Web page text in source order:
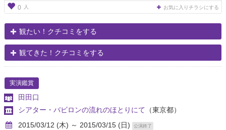
0 人 お気に入りチラシにする
観たい！クチコミをする
観てきた！クチコミをする
実演鑑賞
田田口
シアター・バビロンの流れのほとりにて （東京都）
2015/03/12 (木) ～ 2015/03/15 (日)
公演終了